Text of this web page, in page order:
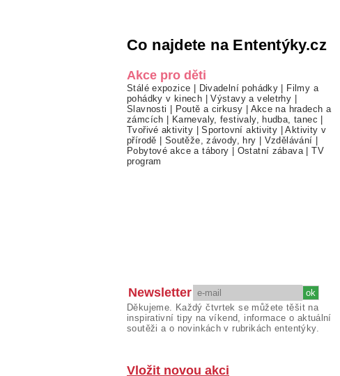
Co najdete na Ententýky.cz
Akce pro děti
Stálé expozice Divadelní pohádky
Filmy a
pohádky v kinech |Výstavy a veletrhy
Slavnosti
Poutě a cirkusy
Akce na hradech a
zámcích
Karnevaly, festivaly, hudba, tanec
Tvořivé aktivity |Sportovní aktivity |Aktivity v
přírodě
Soutěže, závody, hry Vzdělávání
Pobytové akce a tábory
Ostatní zábava|TV
program
Newsletter
Děkujeme. Každý čtvrtek se můžete těšit na
inspirativní tipy na víkend, informace o aktuální
soutěži a o novinkách v rubrikách ententýky.
Vložit novou akci